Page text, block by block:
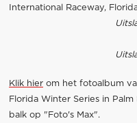
International Raceway,
Klik hierom het fotoalbum
Florida Winter Series in
balk op "Foto's Max".